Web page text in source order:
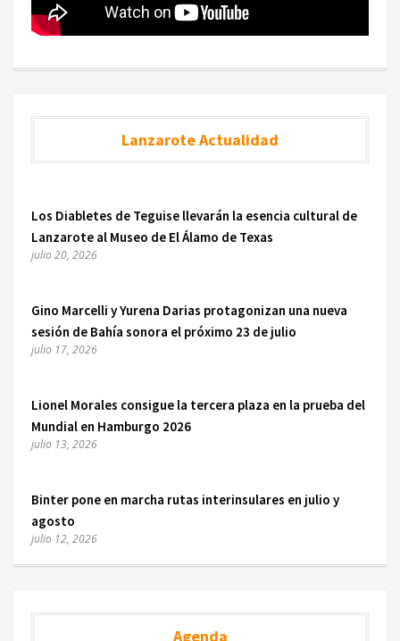
Lanzarote Actualidad
Los Diabletes de Teguise llevarán la esencia cultural de
Lanzarote al Museo de El Álamo de Texas
julio 20, 2026
Gino Marcelli y Yurena Darias protagonizan una nueva
sesión de Bahía sonora el próximo 23 de julio
julio 17, 2026
Lionel Morales consigue la tercera plaza en la prueba del
Mundial en Hamburgo 2026
julio 13, 2026
Binter pone en marcha rutas interinsulares en julio y
agosto
julio 12, 2026
Agenda